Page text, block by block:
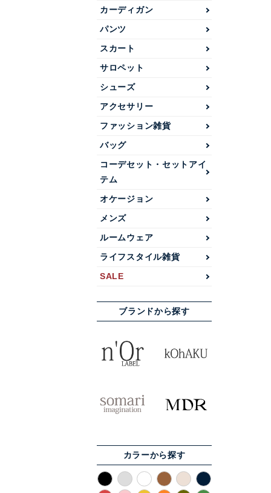
カーディガン
パンツ
スカート
サロペット
シューズ
アクセサリー
ファッション雑貨
バッグ
コーデセット・セットアイ
テム
オケージョン
メンズ
ルームウェア
ライフスタイル雑貨
SALE
ブランドから探す
カラーから探す